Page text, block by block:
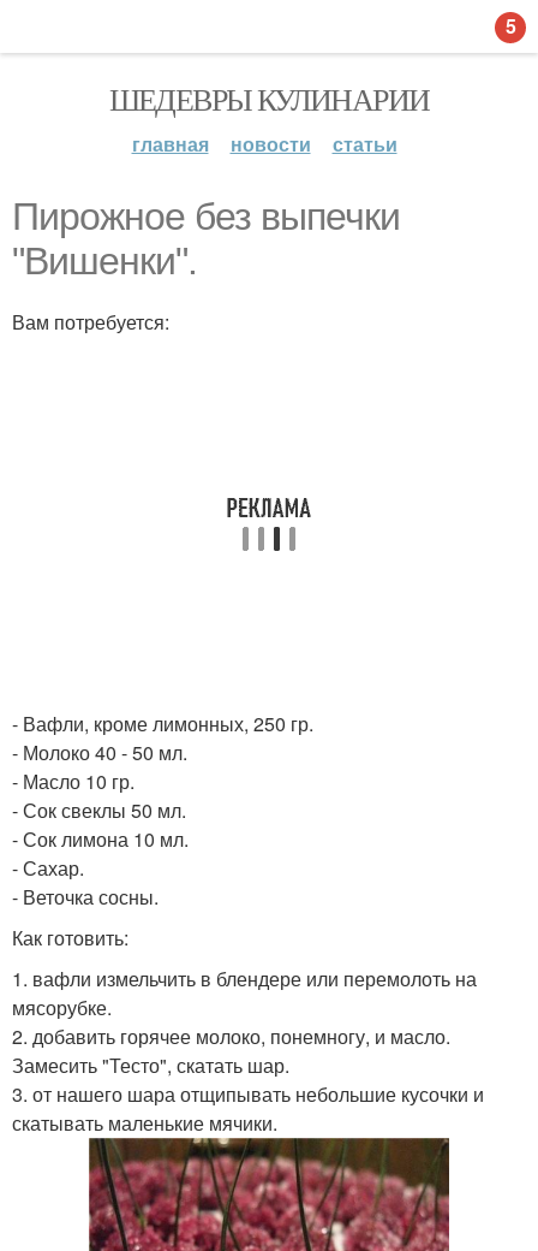
ШЕДЕВРЫ КУЛИНАРИИ
главная новости статьи
Пирожное без выпечки
"Вишенки".
Вам потребуется:
- Вафли, кроме лимонных, 250 гр.
- Молоко 40 - 50 мл.
- Масло 10 гр.
- Сок свеклы 50 мл.
- Сок лимона 10 мл.
- Сахар.
- Веточка сосны.
Как готовить:
1. вафли измельчить в блендере или перемолоть на
мясорубке.
2. добавить горячее молоко, понемногу, и масло.
Замесить "Тесто", скатать шар.
3. от нашего шара отщипывать небольшие кусочки и
скатывать маленькие мячики.
5